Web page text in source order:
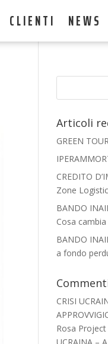
CLIENTI NEWS
Articoli
GREEN
CREDITO
Zone
BANDO
Cosa
BANDO
a fondo
CRISI
Rosa Project